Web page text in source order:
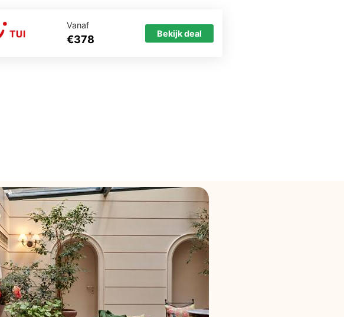
Vanaf
€378 Bekijk deal